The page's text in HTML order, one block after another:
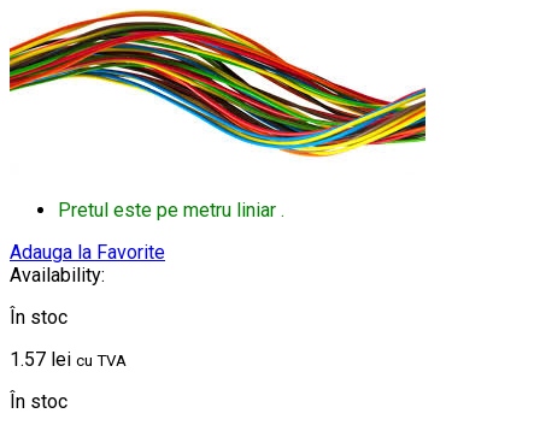
Pretul este pe metru liniar .
Adauga la Favorite
Availability:
În stoc
1.57 lei cu TVA
În stoc